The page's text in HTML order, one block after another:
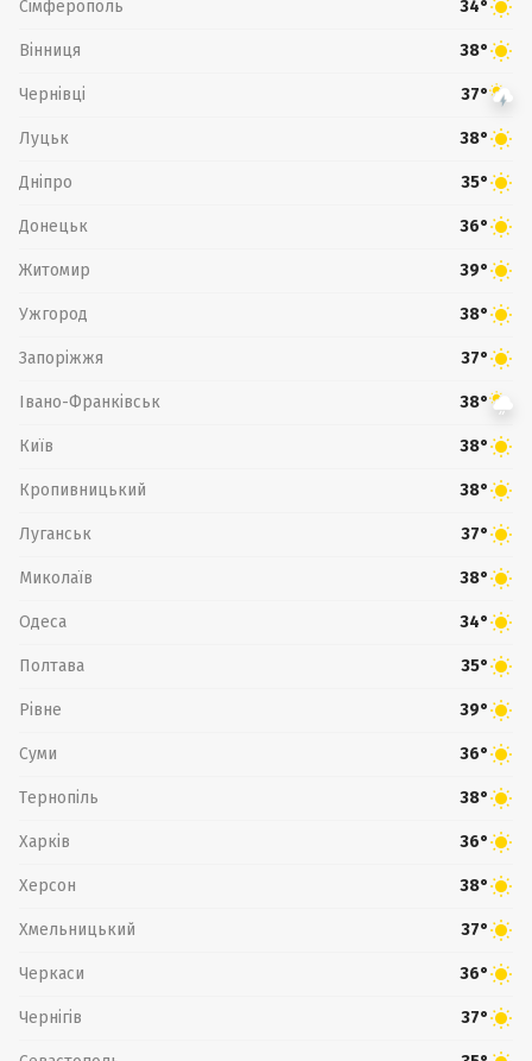
Сімферополь 34°
Вінниця 38°
Чернівці 37°
Луцьк 38°
Дніпро 35°
Донецьк 36°
Житомир 39°
Ужгород 38°
Запоріжжя 37°
Івано-Франківськ 38°
Київ 38°
Кропивницький 38°
Луганськ 37°
Миколаїв 38°
Одеса 34°
Полтава 35°
Рівне 39°
Суми 36°
Тернопіль 38°
Харків 36°
Херсон 38°
Хмельницький 37°
Черкаси 36°
Чернігів 37°